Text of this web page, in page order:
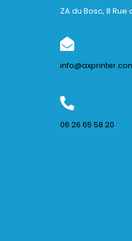
ZA du Bosc, 8
06 26 65 58 20